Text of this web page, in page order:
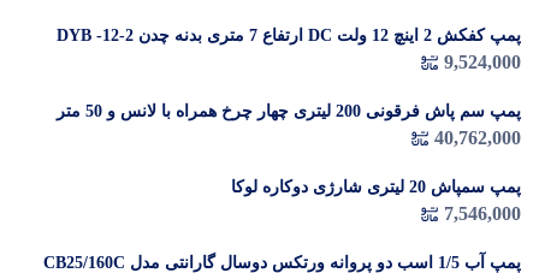
پمپ کفکش 2 اینچ 12 ولت DC ارتفاع 7 متری بدنه چدن DYB -12-2
9,524,000
پمپ سم پاش فرقونی 200 لیتری چهار چرخ همراه با لانس و 50 متر
شیلنگ
40,762,000
پمپ سمپاش 20 لیتری شارژی دوکاره لوکا
7,546,000
پمپ آب 1/5 اسب دو پروانه ورتکس دوسال گارانتی مدل CB25/160C